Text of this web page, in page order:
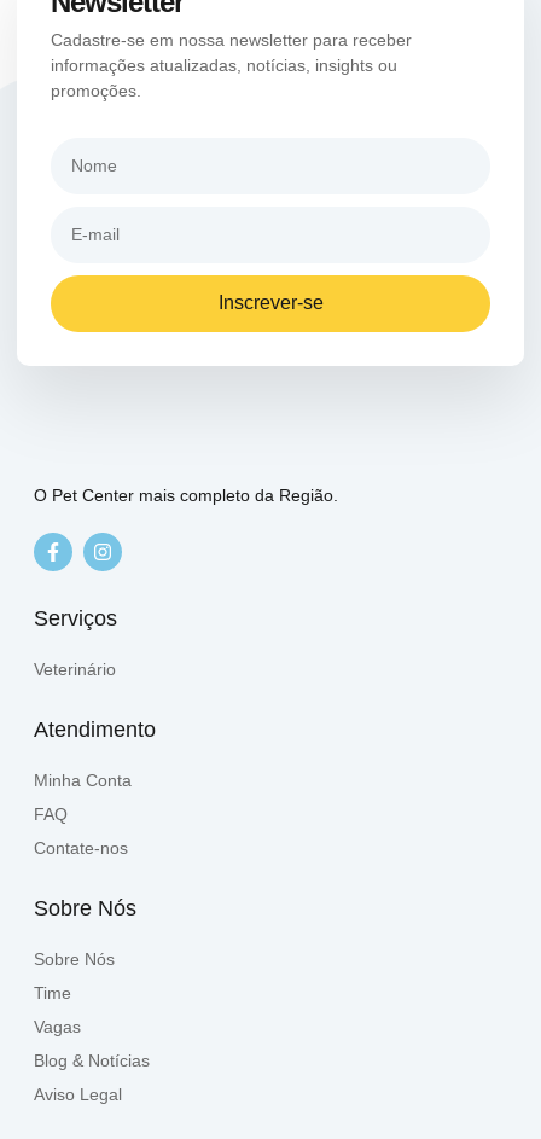
Cadastre-se em nossa newsletter para receber
informações atualizadas, notícias, insights ou
promoções.
Inscrever-se
O Pet Center mais completo da Região.
Serviços
Veterinário
Atendimento
Minha Conta
FAQ
Contate-nos
Sobre Nós
Sobre Nós
Time
Vagas
Blog & Notícias
Aviso Legal